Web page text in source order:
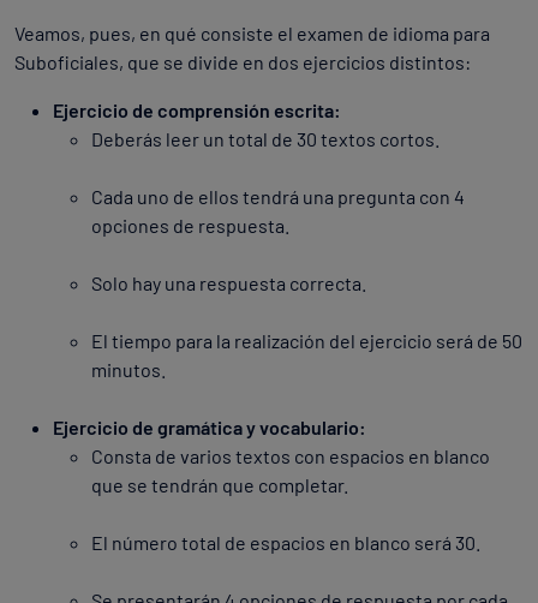
Veamos, pues, en qué consiste el examen de idioma para
Suboficiales, que se divide en dos ejercicios distintos:
Ejercicio de comprensión escrita:
Deberás leer un total de 30 textos cortos.
Cada uno de ellos tendrá una pregunta con 4
opciones de respuesta.
Solo hay una respuesta correcta.
El tiempo para la realización del ejercicio será de 50
minutos.
Ejercicio de gramática y vocabulario:
Consta de varios textos con espacios en blanco
que se tendrán que completar.
El número total de espacios en blanco será 30.